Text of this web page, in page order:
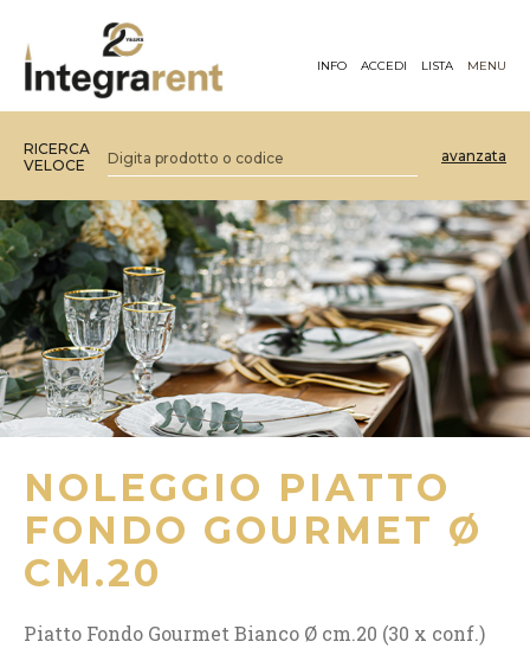
INFO ACCEDI LISTA MENU
RICERCA
VELOCE
avanzata
NOLEGGIO PIATTO
FONDO GOURMET Ø
CM.20
Piatto Fondo Gourmet Bianco Ø cm.20 (30 x conf.)